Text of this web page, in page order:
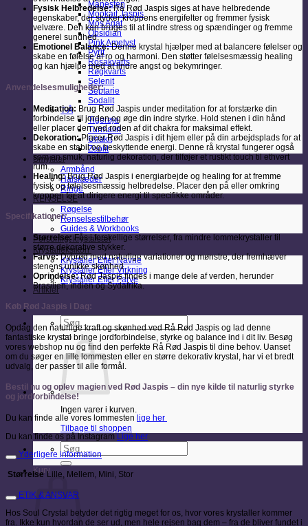
Månesten
Mookait Jaspis
Mos Agat
Obsidian
Pink Ametyst
Pyrit
Rosakvarts
Røgkvarts
Selenit
Septarie
Sodalit
T-Å
Tigerøje
Turmalin
Unakit
Zeolit
Smykker
Armbånd
Halskæder
Ringe
RENSELSE
Røgelse
Renselsestilbehør
Guides & Workbooks
Personligt krystalsæt
Krystalleksikon
Krystaller Efter Navne
Krystaller Efter Virkning
Krystaller Efter Farve
Artikler
Søg
efter:
Ingen varer i kurven.
Tilbage til shoppen
Søg
efter:
Kurv
Fysisk Helbredelse:Rå Rød Jaspis siges at have helbredende
egenskaber, der styrker kroppens energifelter og fremmer fysisk
velvære. Den kan bruges til at lindre stress og spændinger og fremme
generel sundhed.
Emotionel Balance:Denne krystal hjælper med at balancere følelser og
skabe en følelse af ro og harmoni. Den støtter følelsesmæssig healing
og kan hjælpe med at lindre angst og bekymringer.
Anvendelsesmuligheder:
Meditation: Brug Rød Jaspis under meditation for at forstærke din
forbindelse til jorden og øge din indre styrke. Hold stenen i din hånd
eller placer den ved roden af dit chakra for maksimal effekt.
Dekoration:Placer Rød Jaspis i dit hjem eller på din arbejdsplads for at
skabe en stabil og beskyttende energi. Denne rå krystal fungerer også
som en smuk, naturlig dekoration, der tilføjer et rustikt touch til ethvert
rum.
Healing:Brug Rød Jaspis i energiarbejde og healing for at fremme
fysisk og følelsesmæssig helbredelse. Placer den på eller omkring
kroppen for at dirigere energi til specifikke områder.
Specifikationer:
Størrelse: Fås i forskellige størrelser, fra mindre lommekrystaller til
større dekorative stykker.
Farve:Dybrød med naturlige variationer og mønstre, der fremhæver
stenens unikke skønhed.
Oprindelse:Rød Jaspis findes i mange dele af verden, herunder
Brasilien, Indien og Sydafrika.
Køb Rød Jaspis i Dag:
Opdag den naturlige kraft og skønhed ved Rå Rød Jaspis og lad denne
fantastiske krystal bringe jordforbindelse, styrke og balance ind i dit liv. Besøg
vores webshop nu og find den perfekte Rå Rød Jaspis til dine behov. Uanset
om du søger en lille lommesten eller en større dekorativ krystal, har vi et bredt
udvalg, der passer til alle formål.
Bestil nu og oplev magien ved Rød Jaspis – din nye kilde til naturlig styrke
og jordforbindelse!
Du kan finde alle vores lommesten lige her
Du kan finde os på InstagramLige her
Yderligere information
Størrelse Lille, Mellem, Mini, Stor
ETIK & ANSVAR
Hos Soul Crystal betyder det rigtig meget for os, hvor vores krystaller kommer
fra. Ikke kun hvordan de ser ud, men hele rejsen bag dem – fra de bliver fundet i